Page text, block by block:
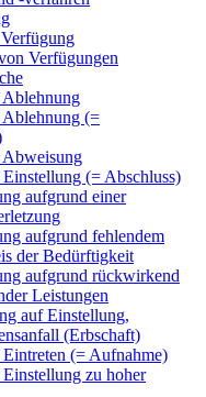
Verfügungen
(=
(= Abschluss)
aufgrund einer
aufgrund fehlendem
der Bedürftigkeit
aufgrund rückwirkend
Leistungen
auf Einstellung,
(Erbschaft)
(= Aufnahme)
zu hoher